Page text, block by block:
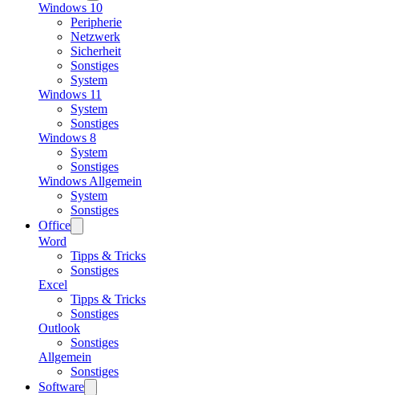
Windows 10
Peripherie
Netzwerk
Sicherheit
Sonstiges
System
Windows 11
System
Sonstiges
Windows 8
System
Sonstiges
Windows Allgemein
System
Sonstiges
Office
Word
Tipps & Tricks
Sonstiges
Excel
Tipps & Tricks
Sonstiges
Outlook
Sonstiges
Allgemein
Sonstiges
Software